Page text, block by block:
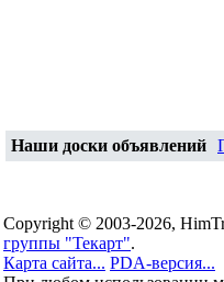
Наши доски объявлений
Copyright © 2003-2026,
группы "Текарт".
Карта сайта... PDA-версия...